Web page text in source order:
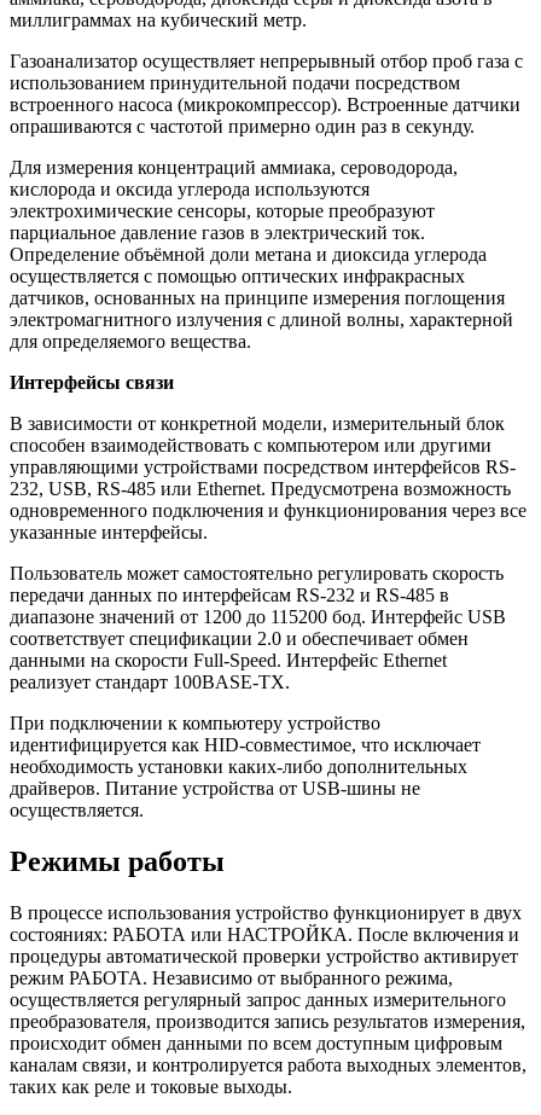
миллиграммах на кубический метр.
Газоанализатор осуществляет непрерывный отбор проб газа с
использованием принудительной подачи посредством
встроенного насоса (микрокомпрессор). Встроенные датчики
опрашиваются с частотой примерно один раз в секунду.
Для измерения концентраций аммиака, сероводорода,
кислорода и оксида углерода используются
электрохимические сенсоры, которые преобразуют
парциальное давление газов в электрический ток.
Определение объёмной доли метана и диоксида углерода
осуществляется с помощью оптических инфракрасных
датчиков, основанных на принципе измерения поглощения
электромагнитного излучения с длиной волны, характерной
для определяемого вещества.
Интерфейсы связи
В зависимости от конкретной модели, измерительный блок
способен взаимодействовать с компьютером или другими
управляющими устройствами посредством интерфейсов RS-
232, USB, RS-485 или Ethernet. Предусмотрена возможность
одновременного подключения и функционирования через все
указанные интерфейсы.
Пользователь может самостоятельно регулировать скорость
передачи данных по интерфейсам RS-232 и RS-485 в
диапазоне значений от 1200 до 115200 бод. Интерфейс USB
соответствует спецификации 2.0 и обеспечивает обмен
данными на скорости Full-Speed. Интерфейс Ethernet
реализует стандарт 100BASE-TX.
При подключении к компьютеру устройство
идентифицируется как HID-совместимое, что исключает
необходимость установки каких-либо дополнительных
драйверов. Питание устройства от USB-шины не
осуществляется.
Режимы работы
В процессе использования устройство функционирует в двух
состояниях: РАБОТА или НАСТРОЙКА. После включения и
процедуры автоматической проверки устройство активирует
режим РАБОТА. Независимо от выбранного режима,
осуществляется регулярный запрос данных измерительного
преобразователя, производится запись результатов измерения,
происходит обмен данными по всем доступным цифровым
каналам связи, и контролируется работа выходных элементов,
таких как реле и токовые выходы.